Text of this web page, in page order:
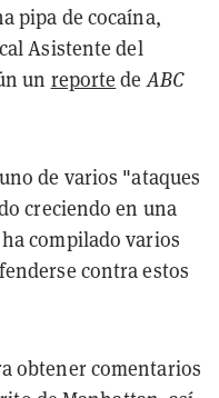
pipa de cocaína,
Asistente del
un reporte deABC
de varios "ataques
creciendo en una
compilado varios
contra estos
obtener comentarios